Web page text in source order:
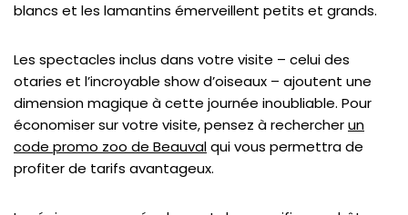
blancs et les lamantins émerveillent petits et grands.
Les spectacles inclus dans votre visite – celui des
otaries et l’incroyable show d’oiseaux – ajoutent une
dimension magique à cette journée inoubliable. Pour
économiser sur votre visite, pensez à rechercherun
code promo zoo de Beauvalqui vous permettra de
profiter de tarifs avantageux.